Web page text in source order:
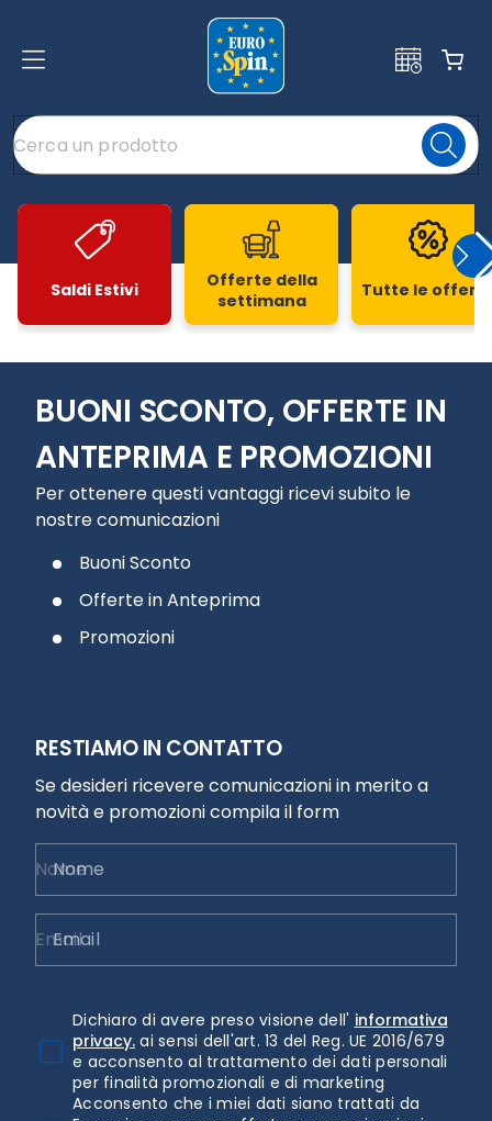
Saldi Estivi
Offerte della
settimana
Tutte le
BUONI SCONTO, OFFERTE IN
ANTEPRIMA E PROMOZIONI
Per ottenere questi vantaggi ricevi subito le
nostre comunicazioni
Buoni Sconto
Offerte in Anteprima
Promozioni
RESTIAMO IN CONTATTO
Se desideri ricevere comunicazioni in merito a
novità e promozioni compila il form
Nome
Email
Dichiaro di avere preso visione dell' informativa
privacy. ai sensi dell'art. 13 del Reg. UE 2016/679
e acconsento al trattamento dei dati personali
per finalità promozionali e di marketing
Acconsento che i miei dati siano trattati da